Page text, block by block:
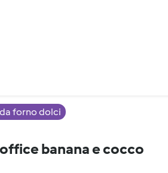
forno dolci
banana e cocco